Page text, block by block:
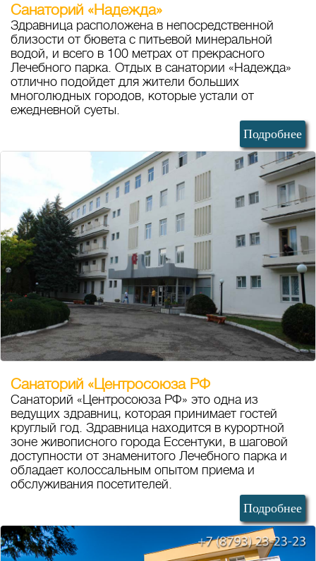
Санаторий «Надежда»
Здравница расположена в непосредственной
близости от бювета с питьевой минеральной
водой, и всего в 100 метрах от прекрасного
Лечебного парка. Отдых в санатории «Надежда»
отлично подойдет для жители больших
многолюдных городов, которые устали от
ежедневной суеты.
Подробнее
Санаторий «Центросоюза РФ
Санаторий «Центросоюза РФ» это одна из
ведущих здравниц, которая принимает гостей
круглый год. Здравница находится в курортной
зоне живописного города Ессентуки, в шаговой
доступности от знаменитого Лечебного парка и
обладает колоссальным опытом приема и
обслуживания посетителей.
Подробнее